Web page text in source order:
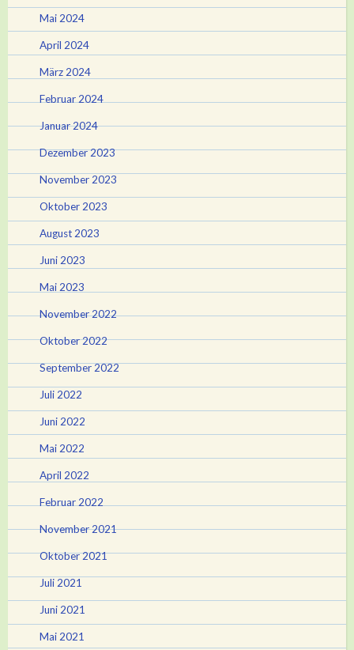
Mai 2024
April 2024
März 2024
Februar 2024
Januar 2024
Dezember 2023
November 2023
Oktober 2023
August 2023
Juni 2023
Mai 2023
November 2022
Oktober 2022
September 2022
Juli 2022
Juni 2022
Mai 2022
April 2022
Februar 2022
November 2021
Oktober 2021
Juli 2021
Juni 2021
Mai 2021